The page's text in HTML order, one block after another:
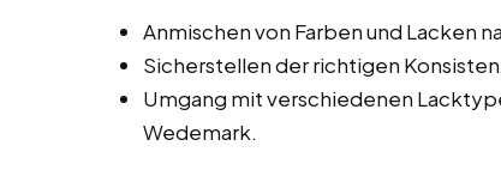
Anmischen von Farben und Lacken
Sicherstellen der richtigen
Umgang mit verschiedenen
Wedemark.